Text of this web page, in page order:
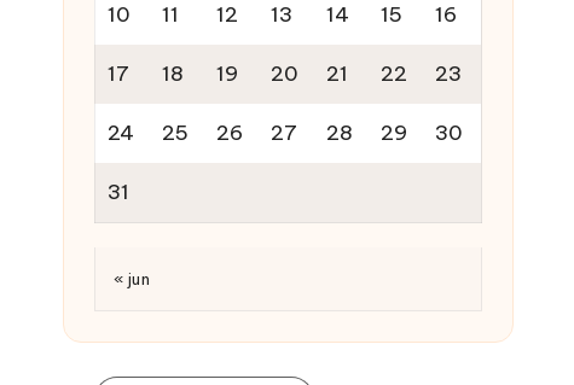
10 11 12 13 14 15 16
17 18 19 20 21 22 23
24 25 26 27 28 29 30
31
« jun